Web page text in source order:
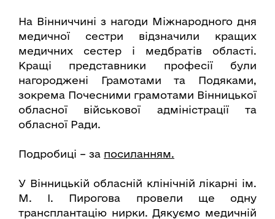
На Вінниччині з нагоди Міжнародного дня
медичної сестри відзначили кращих
медичних сестер і медбратів області.
Кращі представники професії були
нагороджені Грамотами та Подяками,
зокрема Почесними грамотами Вінницької
обласної військової адміністрації та
обласної Ради.
Подробиці – за посиланням.
У Вінницькій обласній клінічній лікарні ім.
М. І. Пирогова провели ще одну
трансплантацію нирки. Дякуємо медичній